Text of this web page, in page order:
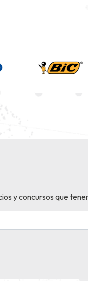
y concursos que